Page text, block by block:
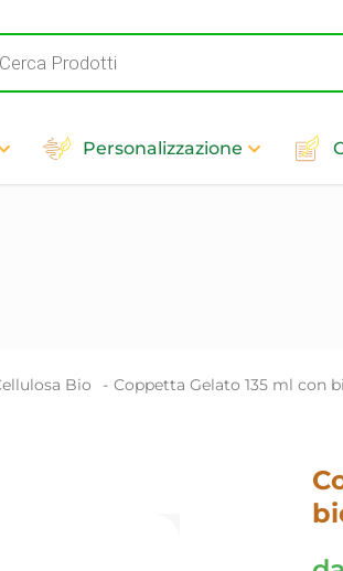
Personalizzazione
Bio​ - Coppetta Gelato 135 ml con